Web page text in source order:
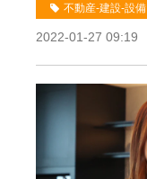
不動産-建設-設備
2022-01-27 09:19